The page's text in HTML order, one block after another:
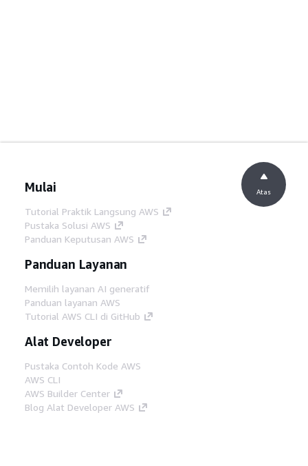
Mulai
Tutorial Praktik Langsung AWS
Pustaka Solusi AWS
Panduan Keputusan AWS
Panduan Layanan
Memilih layanan AI generatif
Panduan layanan AWS
Tutorial AWS CLI di GitHub
Alat Developer
Pustaka Contoh Kode AWS
AWS CLI
AWS Builder Center
Blog Alat Developer AWS
Atas